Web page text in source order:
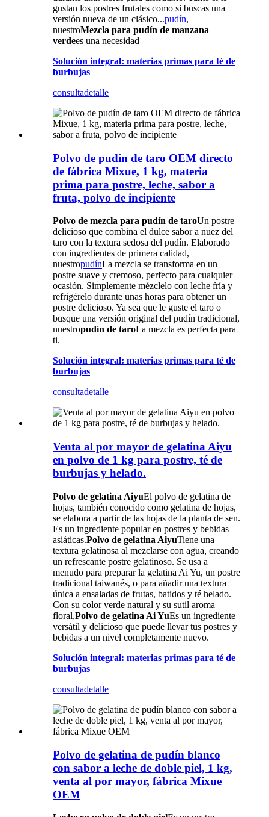
gustan los postres frutales como si buscas una
versión nueva de un clásico...pudín,
nuestroMezcla para pudín de manzana
verdees una necesidad
Solución integral: materias primas para té de
burbujas
consultadetalle
Polvo de pudín de taro OEM directo
de fábrica Mixue, 1 kg, materia
prima para postre, leche, sabor a
fruta, polvo de incipiente
Polvo de mezcla para pudín de taroUn postre
delicioso que combina el dulce sabor a nuez del
taro con la textura sedosa del pudín. Elaborado
con ingredientes de primera calidad,
nuestropudínLa mezcla se transforma en un
postre suave y cremoso, perfecto para cualquier
ocasión. Simplemente mézclelo con leche fría y
refrigérelo durante unas horas para obtener un
postre delicioso. Ya sea que le guste el taro o
busque una versión original del pudín tradicional,
nuestropudín de taroLa mezcla es perfecta para
ti.
Solución integral: materias primas para té de
burbujas
consultadetalle
Venta al por mayor de gelatina Aiyu
en polvo de 1 kg para postre, té de
burbujas y helado.
Polvo de gelatina AiyuEl polvo de gelatina de
hojas, también conocido como gelatina de hojas,
se elabora a partir de las hojas de la planta de sen.
Es un ingrediente popular en postres y bebidas
asiáticas.Polvo de gelatina AiyuTiene una
textura gelatinosa al mezclarse con agua, creando
un refrescante postre gelatinoso. Se usa a
menudo para preparar la gelatina Ai Yu, un postre
tradicional taiwanés, o para añadir una textura
única a ensaladas de frutas, batidos y té helado.
Con su color verde natural y su sutil aroma
floral,Polvo de gelatina Ai YuEs un ingrediente
versátil y delicioso que puede llevar tus postres y
bebidas a un nivel completamente nuevo.
Solución integral: materias primas para té de
burbujas
consultadetalle
Polvo de gelatina de pudín blanco
con sabor a leche de doble piel, 1 kg,
venta al por mayor, fábrica Mixue
OEM